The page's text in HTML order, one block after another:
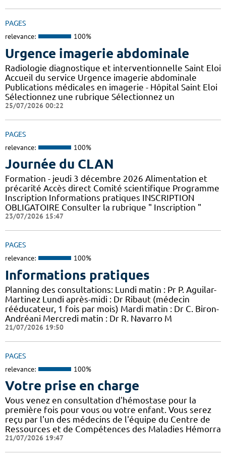
PAGES
relevance: 100%
Urgence imagerie abdominale
Radiologie diagnostique et interventionnelle Saint Eloi
Accueil du service Urgence imagerie abdominale
Publications médicales en imagerie - Hôpital Saint Eloi
Sélectionnez une rubrique Sélectionnez un
25/07/2026 00:22
PAGES
relevance: 100%
Journée du CLAN
Formation - jeudi 3 décembre 2026 Alimentation et
précarité Accès direct Comité scientifique Programme
Inscription Informations pratiques ​INSCRIPTION
OBLIGATOIRE Consulter la rubrique " Inscription "
23/07/2026 15:47
PAGES
relevance: 100%
Informations pratiques
Planning des consultations: Lundi matin : Pr P. Aguilar-
Martinez Lundi après-midi : Dr Ribaut (médecin
rééducateur, 1 fois par mois) Mardi matin : Dr C. Biron-
Andréani Mercredi matin : Dr R. Navarro M
21/07/2026 19:50
PAGES
relevance: 100%
Votre prise en charge
Vous venez en consultation d'hémostase pour la
première fois pour vous ou votre enfant. Vous serez
reçu par l'un des médecins de l'équipe du Centre de
Ressources et de Compétences des Maladies Hémorra
21/07/2026 19:47